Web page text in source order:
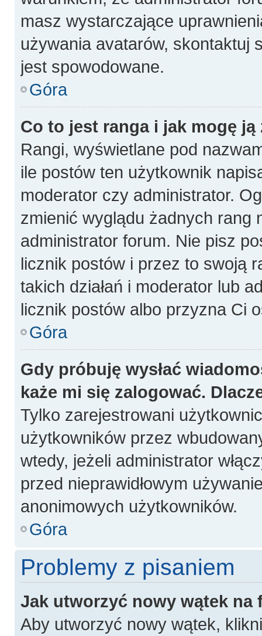
masz wystarczające
używania avatarów, skontaktuj
jest spowodowane.
Góra
Co to jest ranga i jak mogę ją
Rangi, wyświetlane pod
ile postów ten użytkownik
moderator czy administrator.
zmienić wyglądu żadnych rang
administrator forum. Nie pisz
licznik postów i przez to swoją
takich działań i moderator lub
licznik postów albo przyzna Ci
Góra
Gdy próbuję wysłać
każe mi się zalogować.
Tylko zarejestrowani
użytkowników przez
wtedy, jeżeli administrator
przed nieprawidłowym
anonimowych użytkowników.
Góra
Problemy z pisaniem
Jak utworzyć nowy wątek na
Aby utworzyć nowy wątek,